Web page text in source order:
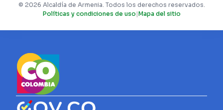
© 2026 Alcaldía de Armenia. Todos los derechos reservados.
Políticas y condiciones de uso |Mapa del sitio